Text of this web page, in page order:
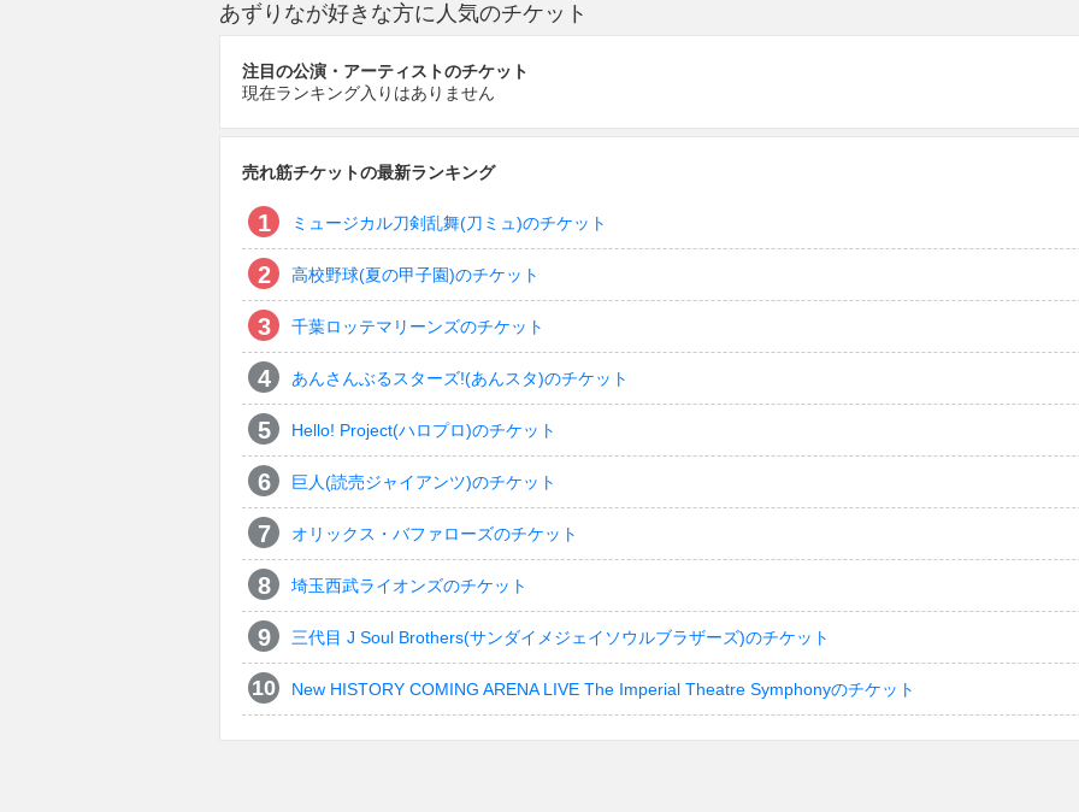
あずりなが好きな方に人気のチケット
注目の公演・アーティストのチケット
現在ランキング入りはありません
売れ筋チケットの最新ランキング
ミュージカル刀剣乱舞(刀ミュ)のチケット
高校野球(夏の甲子園)のチケット
千葉ロッテマリーンズのチケット
あんさんぶるスターズ!(あんスタ)のチケット
Hello! Project(ハロプロ)のチケット
巨人(読売ジャイアンツ)のチケット
オリックス・バファローズのチケット
埼玉西武ライオンズのチケット
三代目 J Soul Brothers(サンダイメジェイソウルブラザーズ)のチケット
New HISTORY COMING ARENA LIVE The Imperial Theatre Symphonyのチケット